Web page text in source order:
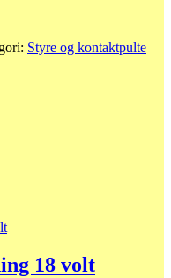
Styre og kontaktpulte
18 volt